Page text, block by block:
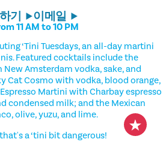
기 이메일
11 AM to 10 PM
‘Tini Tuesdays, an all-day martini
Featured cocktails include the
Amsterdam vodka, sake, and
Cat Cosmo with vodka, blood orange,
Martini with Charbay espresso
condensed milk; and the Mexican
olive, yuzu, and lime.
a ‘tini bit dangerous!